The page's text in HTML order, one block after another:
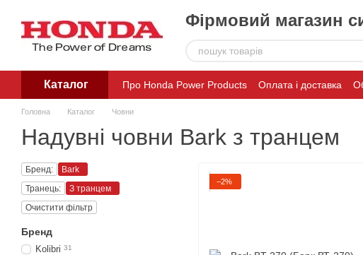
Фірмовий магазин
Каталог Про Honda Power Products Оплата і доставка
Головна Каталог Човни
Надувні човни Bark з транцем
−2%
Бренд:
Bark
Транець:
З транцем
Очистити фільтр
Бренд
Kolibri 31